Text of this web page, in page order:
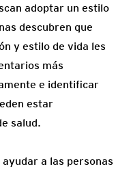
adoptar un estilo
descubren que
y estilo de vida les
más
e identificar
estar
salud.
a las personas